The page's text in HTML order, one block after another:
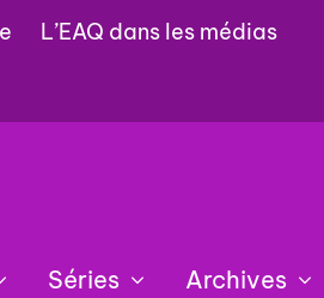
L’EAQ dans les médias
Séries Archives